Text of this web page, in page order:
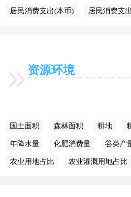
居民消费支出(本币) 居民消费支
资源环境
国土面积 森林面积 耕地
年降水量 化肥消费量 谷类产
农业用地占比 农业灌溉用地占比